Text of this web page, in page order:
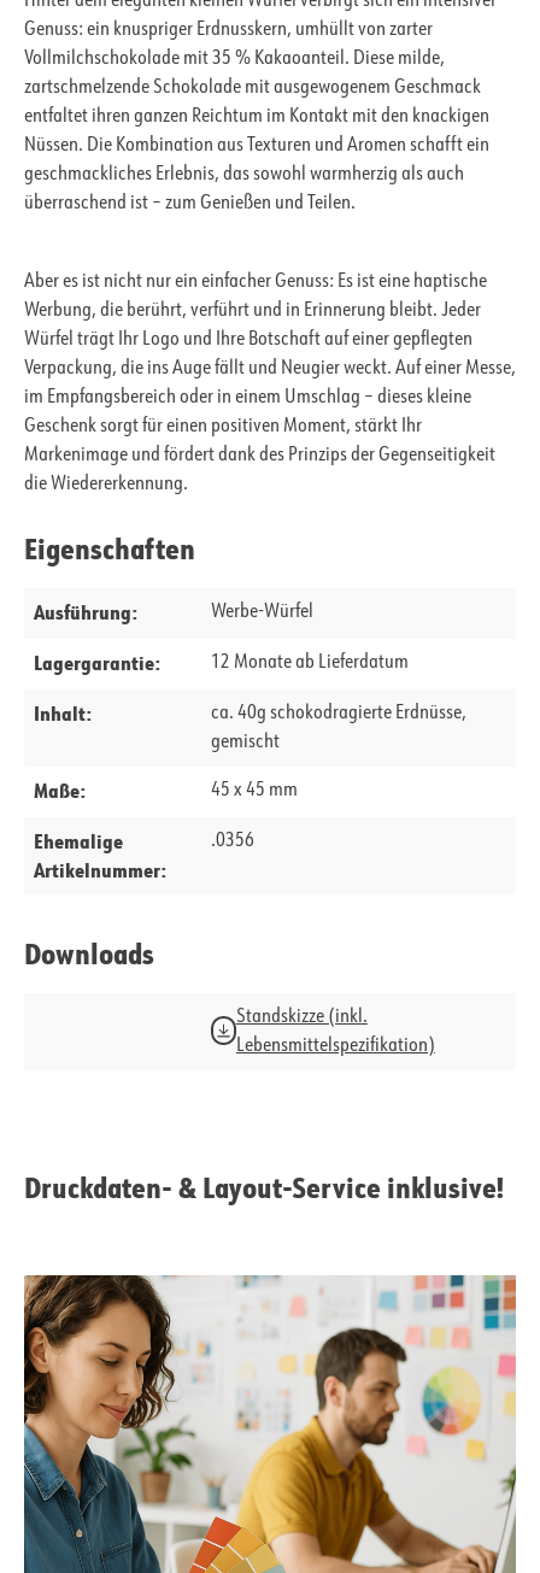
Genuss: ein knuspriger Erdnusskern, umhüllt von zarter
Vollmilchschokolade mit 35 % Kakaoanteil. Diese milde,
zartschmelzende Schokolade mit ausgewogenem Geschmack
entfaltet ihren ganzen Reichtum im Kontakt mit den knackigen
Nüssen. Die Kombination aus Texturen und Aromen schafft ein
geschmackliches Erlebnis, das sowohl warmherzig als auch
überraschend ist – zum Genießen und Teilen.
Aber es ist nicht nur ein einfacher Genuss: Es ist eine haptische
Werbung, die berührt, verführt und in Erinnerung bleibt. Jeder
Würfel trägt Ihr Logo und Ihre Botschaft auf einer gepflegten
Verpackung, die ins Auge fällt und Neugier weckt. Auf einer Messe,
im Empfangsbereich oder in einem Umschlag – dieses kleine
Geschenk sorgt für einen positiven Moment, stärkt Ihr
Markenimage und fördert dank des Prinzips der Gegenseitigkeit
die Wiedererkennung.
Eigenschaften
Ausführung: Werbe-Würfel
Lagergarantie: 12 Monate ab Lieferdatum
Inhalt:
ca. 40g schokodragierte Erdnüsse,
gemischt
Maße: 45 x 45 mm
Ehemalige
Artikelnummer:
.0356
Downloads
Standskizze (inkl.
Lebensmittelspezifikation)
Druckdaten- & Layout-Service inklusive!